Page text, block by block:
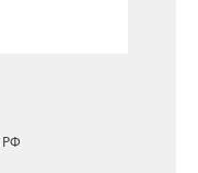
РФ